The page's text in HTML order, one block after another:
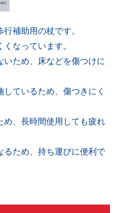
補助用の杖です。
なっています。
ため、床などを傷つけに
ているため、傷つきにく
め、長時間使用しても疲れ
るため、持ち運びに便利で